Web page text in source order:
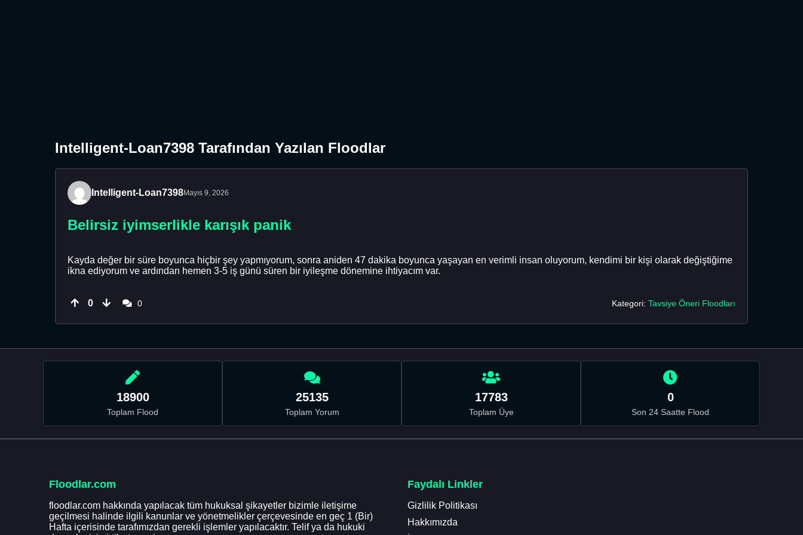
Intelligent-Loan7398 Tarafından Yazılan Floodlar
Intelligent-Loan7398Mayıs 9, 2026
Belirsiz iyimserlikle karışık panik
Kayda değer bir süre boyunca hiçbir şey yapmıyorum, sonra aniden 47 dakika boyunca yaşayan en verimli insan oluyorum, kendimi bir kişi olarak değiştiğime
ikna ediyorum ve ardından hemen 3-5 iş günü süren bir iyileşme dönemine ihtiyacım var.
0 0 Kategori: Tavsiye Öneri Floodları
18900
Toplam Flood
25135
Toplam Yorum
17783
Toplam Üye
0
Son 24 Saatte Flood
Floodlar.com
floodlar.com hakkında yapılacak tüm hukuksal şikayetler bizimle iletişime
geçilmesi halinde ilgili kanunlar ve yönetmelikler çerçevesinde en geç 1 (Bir)
Hafta içerisinde tarafımızdan gerekli işlemler yapılacaktır. Telif ya da hukuki
Faydalı Linkler
Gizlilik Politikası
Hakkımızda